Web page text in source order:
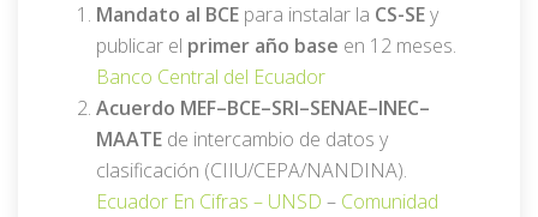
Mandato al BCE para instalar la CS-SEy
publicar el primer año base en 12 meses.
Banco Central del Ecuador
Acuerdo MEF–BCE–SRI–SENAE–INEC–
MAATE de intercambio de datos y
clasificación (CIIU/CEPA/NANDINA).
Ecuador En Cifras – UNSD – Comunidad